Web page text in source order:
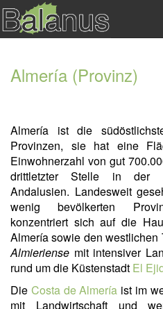
Almería (Provinz)
Almería ist die
Provinzen, sie hat eine
Einwohnerzahl von gut
drittletzter Stelle in der
Andalusien. Landesweit
wenig bevölkerten
konzentriert sich auf die
Almería sowie den westlichen
Almieriense mit intensiver
rund um die Küstenstadt El
Die Costa de Almería ist im
mit Landwirtschaft und